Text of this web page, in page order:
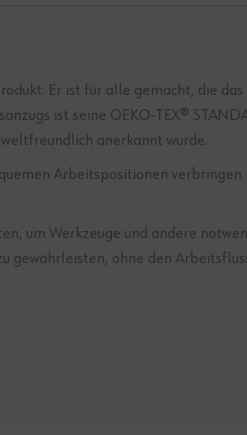
Er ist für alle gemacht, die das
ist seine OEKO-TEX®
anerkannt wurde.
Arbeitspositionen
um Werkzeuge und andere
gewährleisten, ohne den